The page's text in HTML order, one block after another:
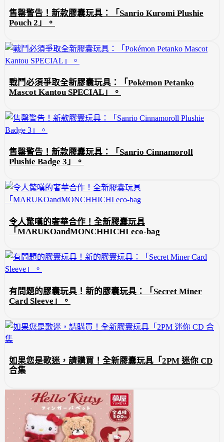
售罄警告！新款膠囊玩具：「Sanrio Kuromi Plushie
Pouch 2」。
戰鬥必須爭取全新膠囊玩具：「Pokémon Petanko
Mascot Kantou SPECIAL」。
售罄警告！新款膠囊玩具：「Sanrio Cinnamoroll
Plushie Badge 3」。
令人驚嘆的奢華合作！全新膠囊玩具
「MARUKOandMONCHHICHI eco-bag
有問題的膠囊玩具！新的膠囊玩具：「Secret Miner
Card Sleeve」。
如果您是歌迷，請購買！全新膠囊玩具「2PM 迷你 CD
合集